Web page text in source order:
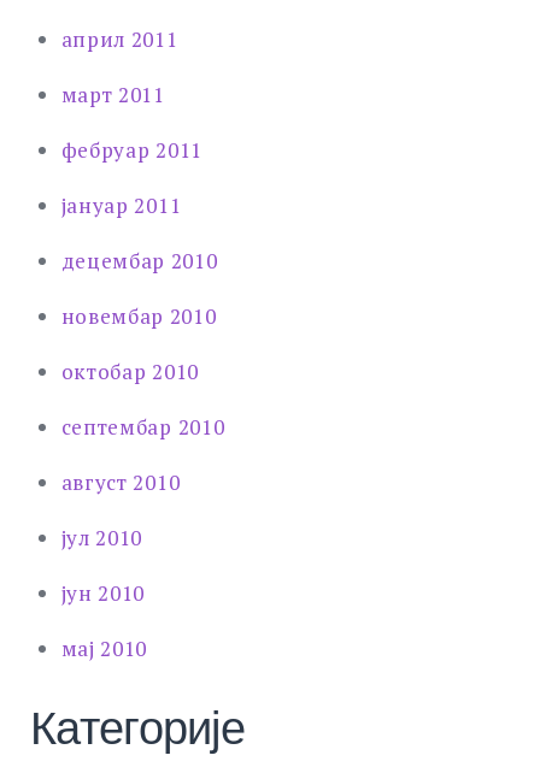
април 2011
март 2011
фебруар 2011
јануар 2011
децембар 2010
новембар 2010
октобар 2010
септембар 2010
август 2010
јул 2010
јун 2010
мај 2010
Категорије